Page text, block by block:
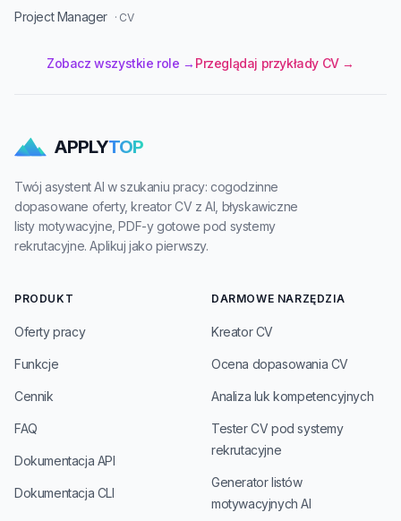
Project Manager · CV
Zobacz wszystkie role → Przeglądaj przykłady CV →
APPLYTOP
Twój asystent AI w szukaniu pracy: cogodzinne
dopasowane oferty, kreator CV z AI, błyskawiczne
listy motywacyjne, PDF-y gotowe pod systemy
rekrutacyjne. Aplikuj jako pierwszy.
PRODUKT
Oferty pracy
Funkcje
Cennik
FAQ
Dokumentacja API
Dokumentacja CLI
DARMOWE NARZĘDZIA
Kreator CV
Ocena dopasowania CV
Analiza luk kompetencyjnych
Tester CV pod systemy
rekrutacyjne
Generator listów
motywacyjnych AI